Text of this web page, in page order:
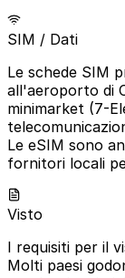
SIM / Dati
Le schede SIM
all'aeroporto di
minimarket (7-
Le eSIM sono
fornitori locali
Visto
I requisiti per il
Molti paesi